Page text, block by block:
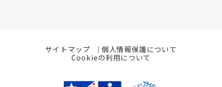
サイトマップ
個人情報保護について
Cookieの利用について